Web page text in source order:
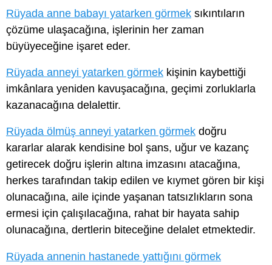
Rüyada anne babayı yatarken görmek sıkıntıların
çözüme ulaşacağına, işlerinin her zaman
büyüyeceğine işaret eder.
Rüyada anneyi yatarken görmek kişinin kaybettiği
imkânlara yeniden kavuşacağına, geçimi zorluklarla
kazanacağına delalettir.
Rüyada ölmüş anneyi yatarken görmek doğru
kararlar alarak kendisine bol şans, uğur ve kazanç
getirecek doğru işlerin altına imzasını atacağına,
herkes tarafından takip edilen ve kıymet gören bir kişi
olunacağına, aile içinde yaşanan tatsızlıkların sona
ermesi için çalışılacağına, rahat bir hayata sahip
olunacağına, dertlerin biteceğine delalet etmektedir.
Rüyada annenin hastanede yattığını görmek